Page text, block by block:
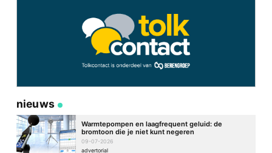
nieuws
Warmtepompen en laagfrequent geluid: de
bromtoon die je niet kunt negeren
09-07-2026
advertorial